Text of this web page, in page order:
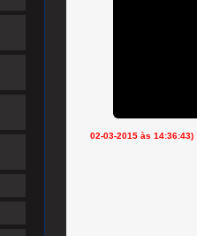
02-03-2015 às 14:36:43)